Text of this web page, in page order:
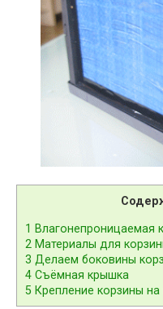
1 Влагонепроницаемая
2 Материалы для
3 Делаем боковины
4 Съёмная крышка
5 Крепление корзины